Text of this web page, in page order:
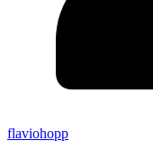
flaviohopp